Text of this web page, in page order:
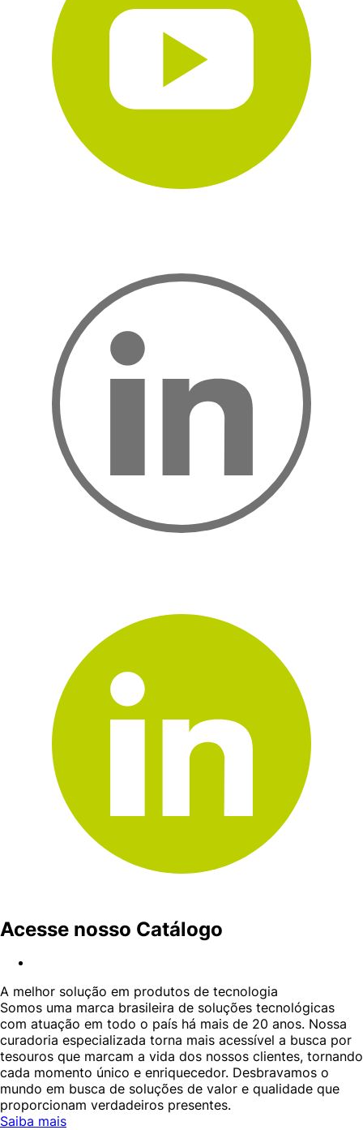
Acesse nosso Catálogo
A melhor solução em produtos de tecnologia
Somos uma marca brasileira de soluções tecnológicas
com atuação em todo o país há mais de 20 anos. Nossa
curadoria especializada torna mais acessível a busca por
tesouros que marcam a vida dos nossos clientes, tornando
cada momento único e enriquecedor. Desbravamos o
mundo em busca de soluções de valor e qualidade que
proporcionam verdadeiros presentes.
Saiba mais